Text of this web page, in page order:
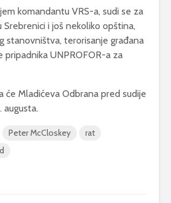
komandantu VRS-a, sudi se za
i još nekoliko opština,
stanovništva, terorisanje građana
pripadnika UNPROFOR-a za
će Mladićeva Odbrana pred sudije
augusta.
Peter McCloskey
rat